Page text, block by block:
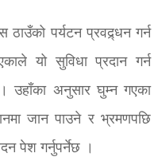
पर्यटन प्रवद्र्धन गर्न
यो सुविधा प्रदान गर्न
उहाँका अनुसार घुम्न गएका
जान पाउने र भ्रमणपछि
पेश गर्नुपर्नेछ ।